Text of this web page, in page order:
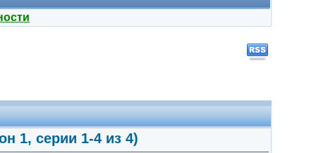
1, серии 1-4 из 4)